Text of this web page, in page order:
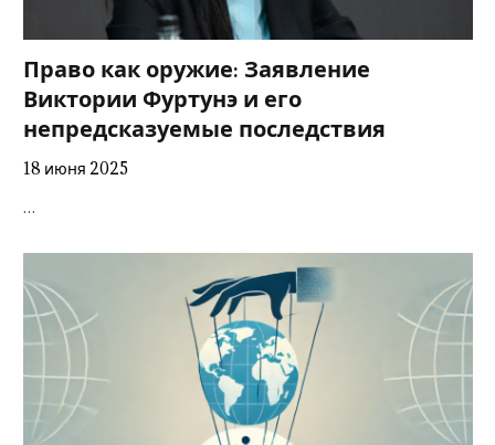
Право как оружие: Заявление
Виктории Фуртунэ и его
непредсказуемые последствия
18 июня 2025
…